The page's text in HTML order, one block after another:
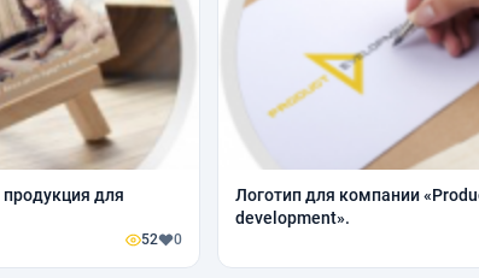
для
52 0
Логотип для компании
development».